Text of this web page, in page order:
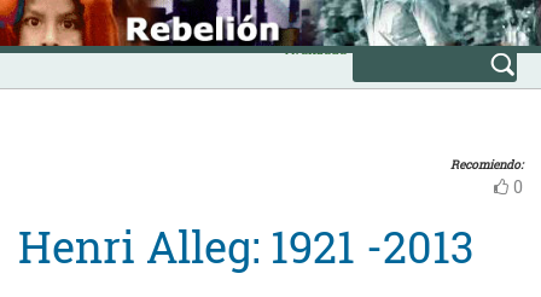
Skip
to
content
INICIO
Avanzada
Recomiendo:
0
Henri Alleg: 1921 -2013